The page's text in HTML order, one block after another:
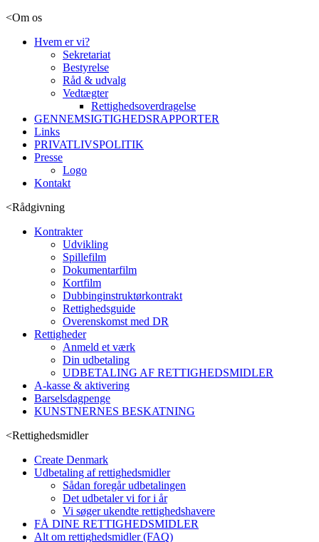
<Om os
Hvem er vi?
Sekretariat
Bestyrelse
Råd & udvalg
Vedtægter
Rettighedsoverdragelse
GENNEMSIGTIGHEDSRAPPORTER
Links
PRIVATLIVSPOLITIK
Presse
Logo
Kontakt
<Rådgivning
Kontrakter
Udvikling
Spillefilm
Dokumentarfilm
Kortfilm
Dubbinginstruktørkontrakt
Rettighedsguide
Overenskomst med DR
Rettigheder
Anmeld et værk
Din udbetaling
UDBETALING AF RETTIGHEDSMIDLER
A-kasse & aktivering
Barselsdagpenge
KUNSTNERNES BESKATNING
<Rettighedsmidler
Create Denmark
Udbetaling af rettighedsmidler
Sådan foregår udbetalingen
Det udbetaler vi for i år
Vi søger ukendte rettighedshavere
FÅ DINE RETTIGHEDSMIDLER
Alt om rettighedsmidler (FAQ)